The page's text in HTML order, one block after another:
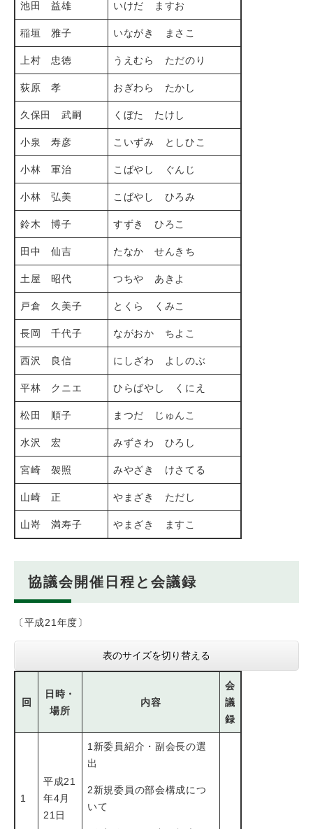
池田 益雄 いけだ ますお
稲垣 雅子 いながき まさこ
上村 忠徳 うえむら ただのり
荻原 孝 おぎわら たかし
久保田 武嗣 くぼた たけし
小泉 寿彦 こいずみ としひこ
小林 軍治 こばやし ぐんじ
小林 弘美 こばやし ひろみ
鈴木 博子 すずき ひろこ
田中 仙吉 たなか せんきち
土屋 昭代 つちや あきよ
戸倉 久美子 とくら くみこ
長岡 千代子 ながおか ちよこ
西沢 良信 にしざわ よしのぶ
平林 クニエ ひらばやし くにえ
松田 順子 まつだ じゅんこ
水沢 宏 みずさわ ひろし
宮崎 袈照 みやざき けさてる
山崎 正 やまざき ただし
山嵜 満寿子 やまざき ますこ
協議会開催日程と会議録
〔平成21年度〕
表のサイズを切り替える
回
日時・
場所
内容
会
議
録
1
平成21
年4月
21日
1新委員紹介・副会長の選
出
2新規委員の部会構成につ
いて